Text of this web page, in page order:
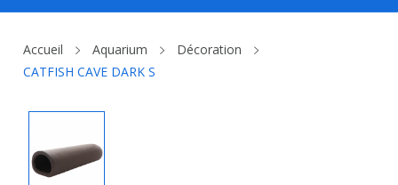
Accueil Aquarium
Décoration
CATFISH CAVE DARK S